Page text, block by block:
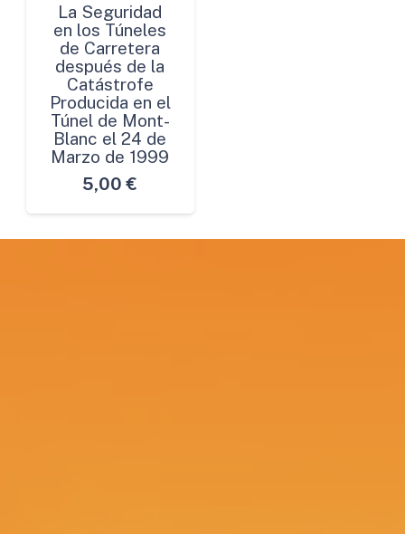
La Seguridad
en los Túneles
de Carretera
después de la
Catástrofe
Producida en el
Túnel de Mont-
Blanc el 24 de
Marzo de 1999
5,00 €